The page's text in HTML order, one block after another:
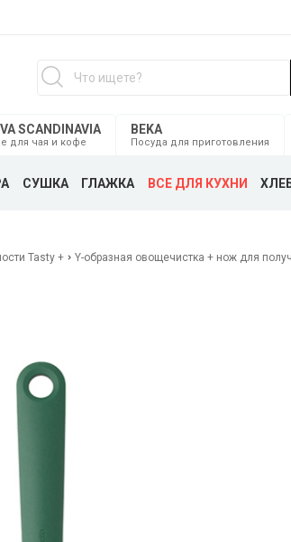
SCANDINAVIA
для чая и кофе
BEKA
Посуда для приготовления
СУШКА ГЛАЖКА ВСЕ ДЛЯ КУХНИ
Tasty +
Y-образная овощечистка + нож для